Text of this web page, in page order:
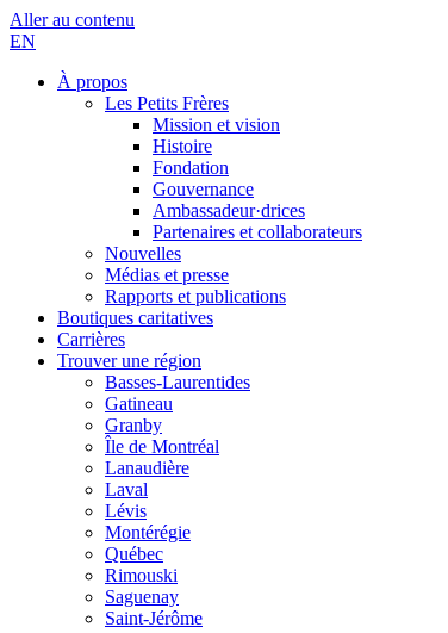
Aller au contenu
EN
À propos
Les Petits Frères
Mission et vision
Histoire
Fondation
Gouvernance
Ambassadeur·drices
Partenaires et collaborateurs
Nouvelles
Médias et presse
Rapports et publications
Boutiques caritatives
Carrières
Trouver une région
Basses-Laurentides
Gatineau
Granby
Île de Montréal
Lanaudière
Laval
Lévis
Montérégie
Québec
Rimouski
Saguenay
Saint-Jérôme